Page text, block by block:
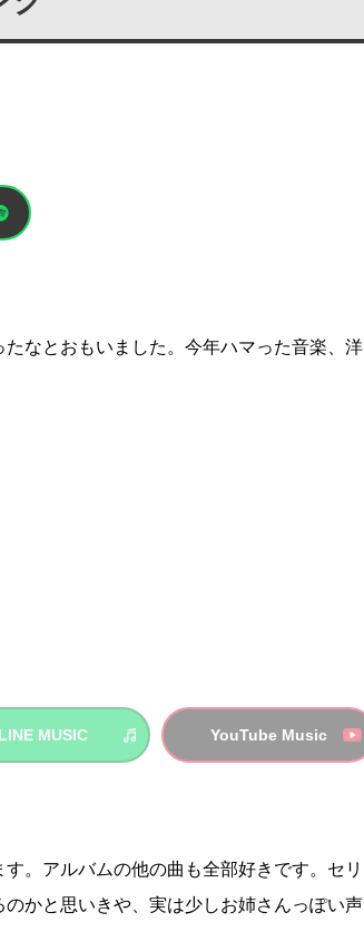
なとおもいました。今年ハマった音楽、洋
LINE MUSIC YouTube Music
。アルバムの他の曲も全部好きです。セリ
かと思いきや、実は少しお姉さんっぽい声